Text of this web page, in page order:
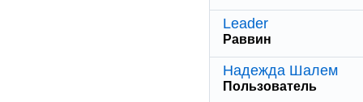
Leader
Раввин
Надежда Шалем
Пользователь